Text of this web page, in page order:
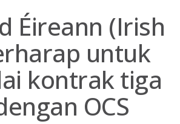
Éireann (Irish
untuk
kontrak tiga
OCS